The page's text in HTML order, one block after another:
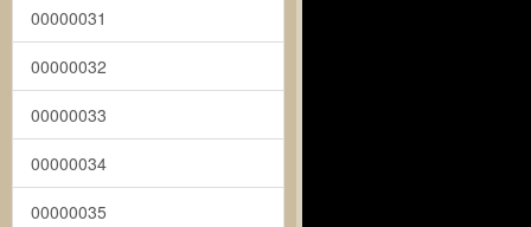
00000031
00000032
00000033
00000034
00000035